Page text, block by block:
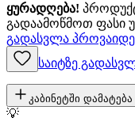
ყურადღება!
გადაამოწმოთ ფასი
გადასვლა
საიტზე
კაბინეტში დამატება
💡